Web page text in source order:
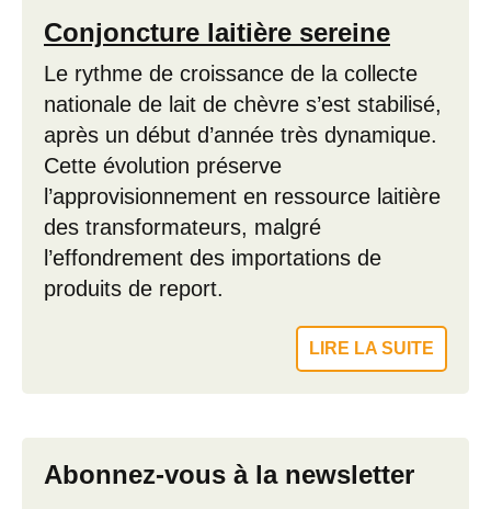
Conjoncture laitière sereine
Le rythme de croissance de la collecte
nationale de lait de chèvre s’est stabilisé,
après un début d’année très dynamique.
Cette évolution préserve
l’approvisionnement en ressource laitière
des transformateurs, malgré
l’effondrement des importations de
produits de report.
LIRE LA SUITE
Abonnez-vous à la newsletter